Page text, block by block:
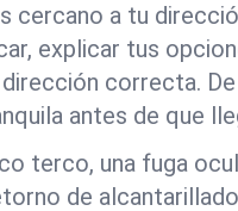
cercano a tu
explicar tus
correcta.
antes de que
terco, una fuga
de